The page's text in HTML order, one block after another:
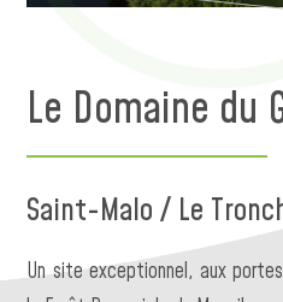
Le Domaine du
Saint-Malo / Le
Un site exceptionnel, aux